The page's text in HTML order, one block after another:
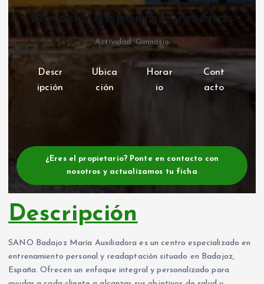
No está disponible reseñas
Actividad: Gimnasio
Descr
ipción
Ubica
ción
Horar
io
Cont
acto
¿Eres el propietario? Ponte en contacto con
nosotros y actualizamos tu ficha
Descripción
SANO Badajoz María Auxiliadora es un centro especializado en
entrenamiento personal y readaptación situado en Badajoz,
España. Ofrecen un enfoque integral y personalizado para